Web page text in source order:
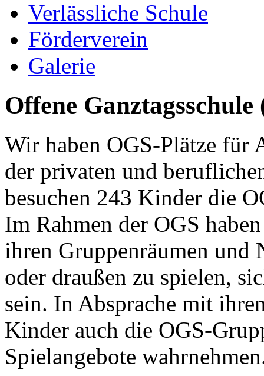
Verlässliche Schule
Förderverein
Galerie
Offene Ganztagsschule
Wir haben OGS-Plätze
der privaten und
besuchen 243 Kinder die
Im Rahmen der OGS
ihren Gruppenräumen und
oder draußen zu spielen,
sein. In Absprache mit
Kinder auch die OGS-
Spielangebote